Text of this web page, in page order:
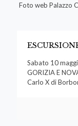
Foto web Palazzo
Sabato 10
GORIZIA E
Carlo X di